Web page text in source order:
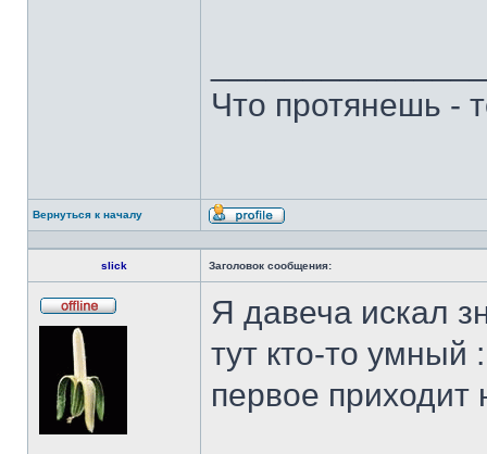
Что протянешь -
Вернуться к началу
Профиль
slick Заголовок сообщения:
Я давеча искал
тут кто-то умный
первое приходит